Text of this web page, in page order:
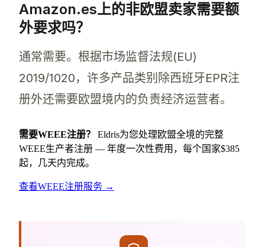
Amazon.es上的非欧盟卖家需要额
外要求吗？
通常需要。根据市场监督法规(EU)
2019/1020，许多产品类别除西班牙EPR注
册外还需要欧盟境内的负责经济运营者。
需要WEEE注册？
Eldris为您处理欧盟全境的完整
WEEE生产者注册 — 年度一次性费用，每个国家$385
起，几天内完成。
查看WEEE注册服务 →